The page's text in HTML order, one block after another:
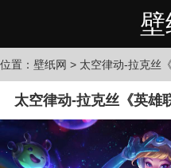
壁
位置： 壁纸网 > 太空律动-拉克丝
太空律动-拉克丝《英雄